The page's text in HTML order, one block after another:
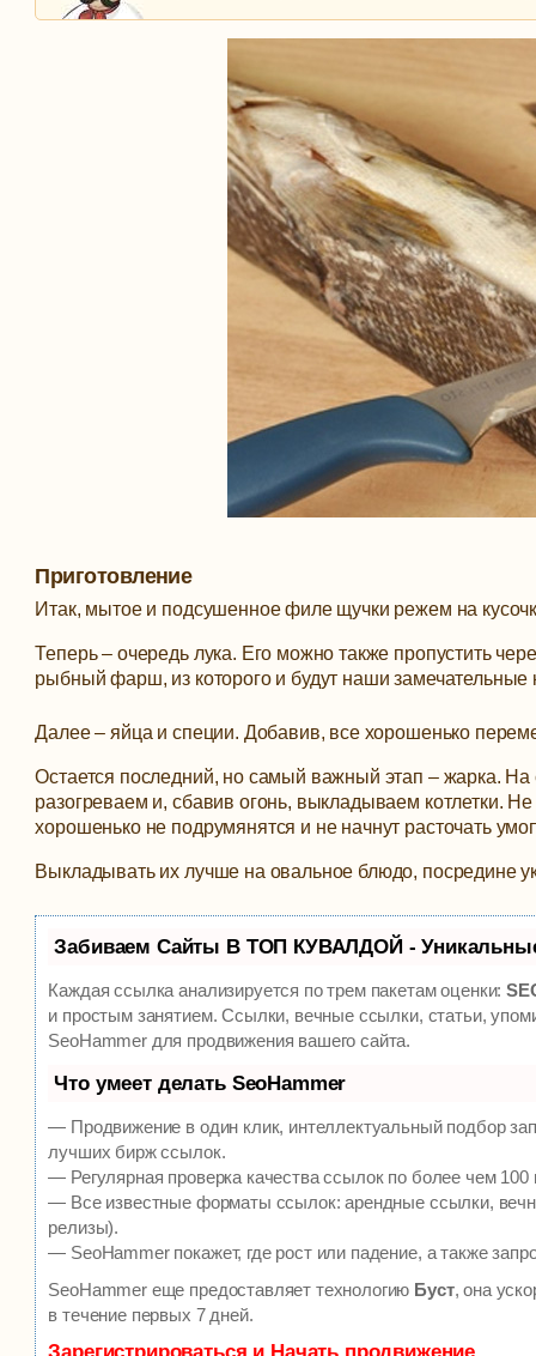
Приготовление
Итак, мытое и подсушенное филе щучки режем на
Теперь – очередь лука. Его можно также пропустить
рыбный фарш, из которого и будут наши замечательные
Далее – яйца и специи. Добавив, все хорошенько
Остается последний, но самый важный этап – жарка.
разогреваем и, сбавив огонь, выкладываем котлетки.
хорошенько не подрумянятся и не начнут расточать
Выкладывать их лучше на овальное блюдо, посредине
Забиваем Сайты В ТОП КУВАЛДОЙ -
Каждая ссылка анализируется по трем пакетам оценки:
и простым занятием. Ссылки, вечные ссылки, статьи,
SeoHammer для продвижения вашего сайта.
Что умеет делать SeoHammer
— Продвижение в один клик, интеллектуальный подбор
лучших бирж ссылок.
— Регулярная проверка качества ссылок по более чем
— Все известные форматы ссылок: арендные ссылки,
релизы).
— SeoHammer покажет, где рост или падение, а также
SeoHammer еще предоставляет технологию Буст, она
в течение первых 7 дней.